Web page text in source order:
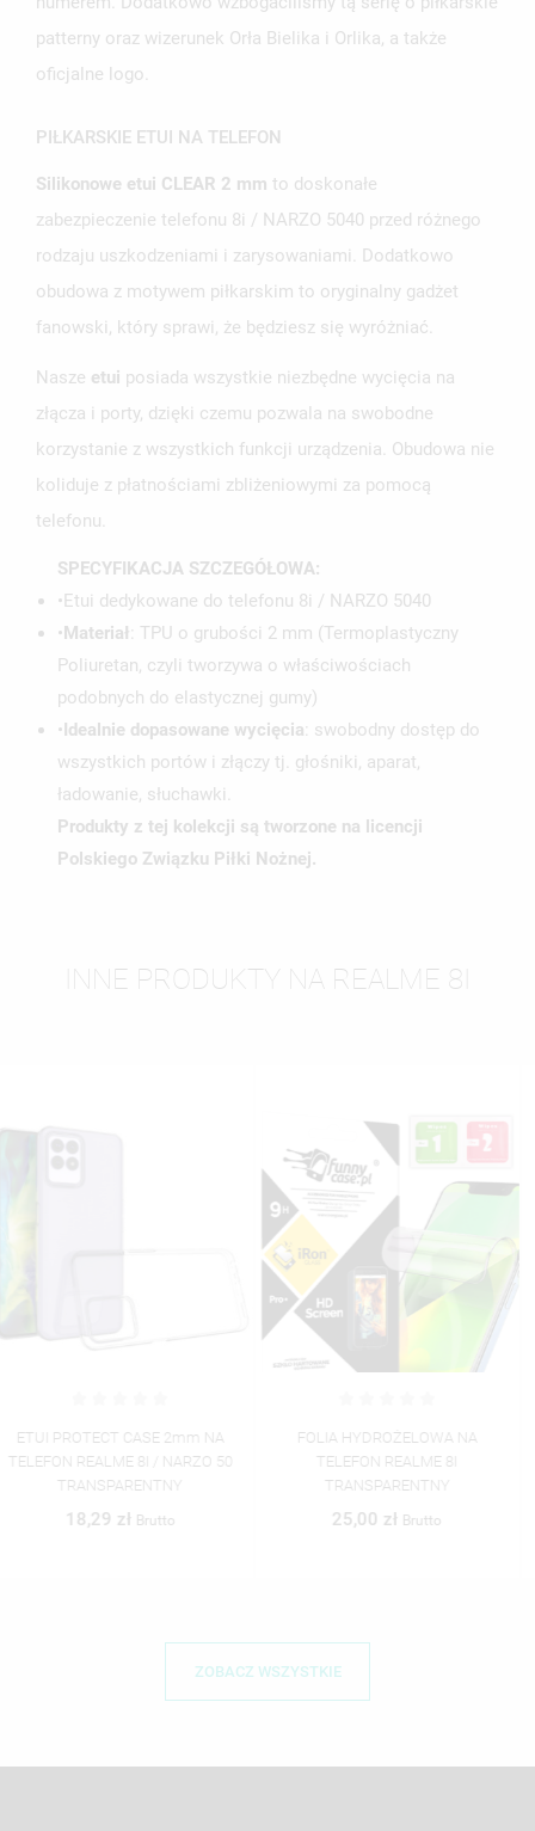
patterny oraz wizerunek Orła Bielika i Orlika, a także
oficjalne logo.
PIŁKARSKIE ETUI NA TELEFON
Silikonowe etui CLEAR 2 mm to doskonałe
zabezpieczenie telefonu 8i / NARZO 5040 przed różnego
rodzaju uszkodzeniami i zarysowaniami. Dodatkowo
obudowa z motywem piłkarskim to oryginalny gadżet
fanowski, który sprawi, że będziesz się wyróżniać.
Nasze etui posiada wszystkie niezbędne wycięcia na
złącza i porty, dzięki czemu pozwala na swobodne
korzystanie z wszystkich funkcji urządzenia. Obudowa nie
koliduje z płatnościami zbliżeniowymi za pomocą
telefonu.
SPECYFIKACJA SZCZEGÓŁOWA:
•Etui dedykowane do telefonu 8i / NARZO 5040
• Materiał : TPU o grubości 2 mm (Termoplastyczny
Poliuretan, czyli tworzywa o właściwościach
podobnych do elastycznej gumy)
• Idealnie dopasowane wycięcia: swobodny dostęp do
wszystkich portów i złączy tj. głośniki, aparat,
ładowanie, słuchawki.
Produkty z tej kolekcji są tworzone na licencji
Polskiego Związku Piłki Nożnej.
INNE PRODUKTY NA REALME 8I
FOLIA HYDROŻELOWA NA
TELEFON REALME 8I
TRANSPARENTNY
25,00 zł Brutto
ETUI PROTECT CASE 2MM NA
TELEFON REALME 8i / NARZO 50
ST_PZPN_2022-100
50,01 zł Brutto
ZOBACZ WSZYSTKIE
add_circle_outline UTWÓRZ NOWĄ LISTĘ